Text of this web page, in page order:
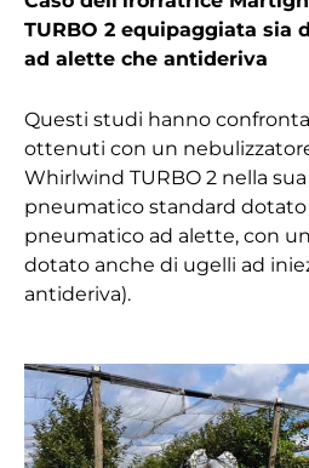
TURBO 2 equipaggiata sia
ad alette che antideriva
Questi studi hanno
ottenuti con un
Whirlwind TURBO 2 nella
pneumatico standard
pneumatico ad alette, con
dotato anche di ugelli ad
antideriva).